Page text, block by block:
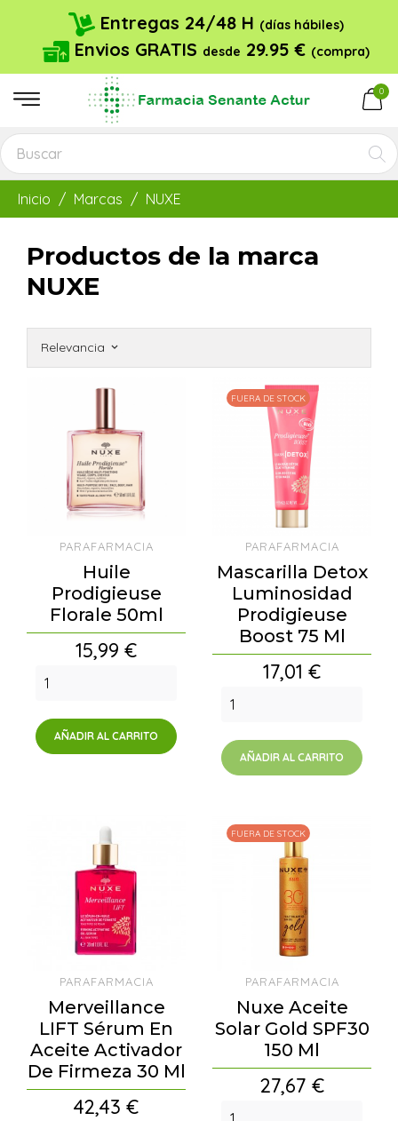
Entregas 24/48 H (días hábiles)
Envios GRATIS desde 29.95 € (compra)
0
Inicio Marcas NUXE
Productos de la marca
NUXE
Relevancia keyboard_arrow_down
PARAFARMACIA
Huile
Prodigieuse
Florale 50ml
Precio
15,99 €
AÑADIR AL CARRITO
PARAFARMACIA
Mascarilla Detox
Luminosidad
Prodigieuse
Boost 75 Ml
Precio
17,01 €
AÑADIR AL CARRITO
FUERA DE STOCK
PARAFARMACIA
Merveillance
LIFT Sérum En
Aceite Activador
De Firmeza 30 Ml
Precio
42,43 €
PARAFARMACIA
Nuxe Aceite
Solar Gold SPF30
150 Ml
Precio
27,67 €
FUERA DE STOCK